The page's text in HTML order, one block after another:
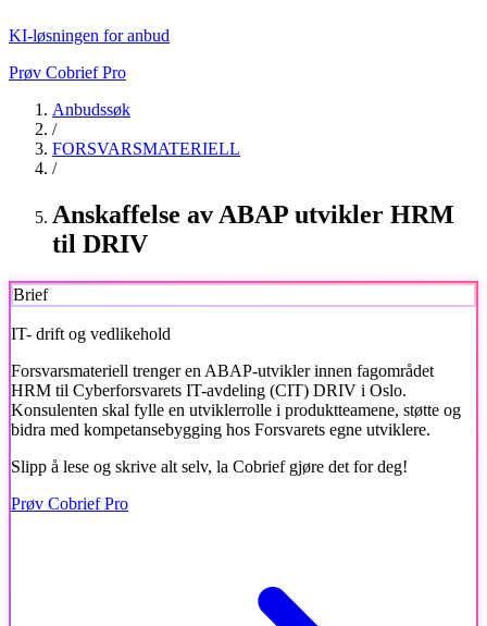
KI-løsningen for anbud
Prøv Cobrief Pro
Anbudssøk
/
FORSVARSMATERIELL
/
Anskaffelse av ABAP utvikler HRM
til DRIV
Brief
IT- drift og vedlikehold
Forsvarsmateriell trenger en ABAP-utvikler innen fagområdet
HRM til Cyberforsvarets IT-avdeling (CIT) DRIV i Oslo.
Konsulenten skal fylle en utviklerrolle i produktteamene, støtte og
bidra med kompetansebygging hos Forsvarets egne utviklere.
Slipp å lese og skrive alt selv, la Cobrief gjøre det for deg!
Prøv Cobrief Pro